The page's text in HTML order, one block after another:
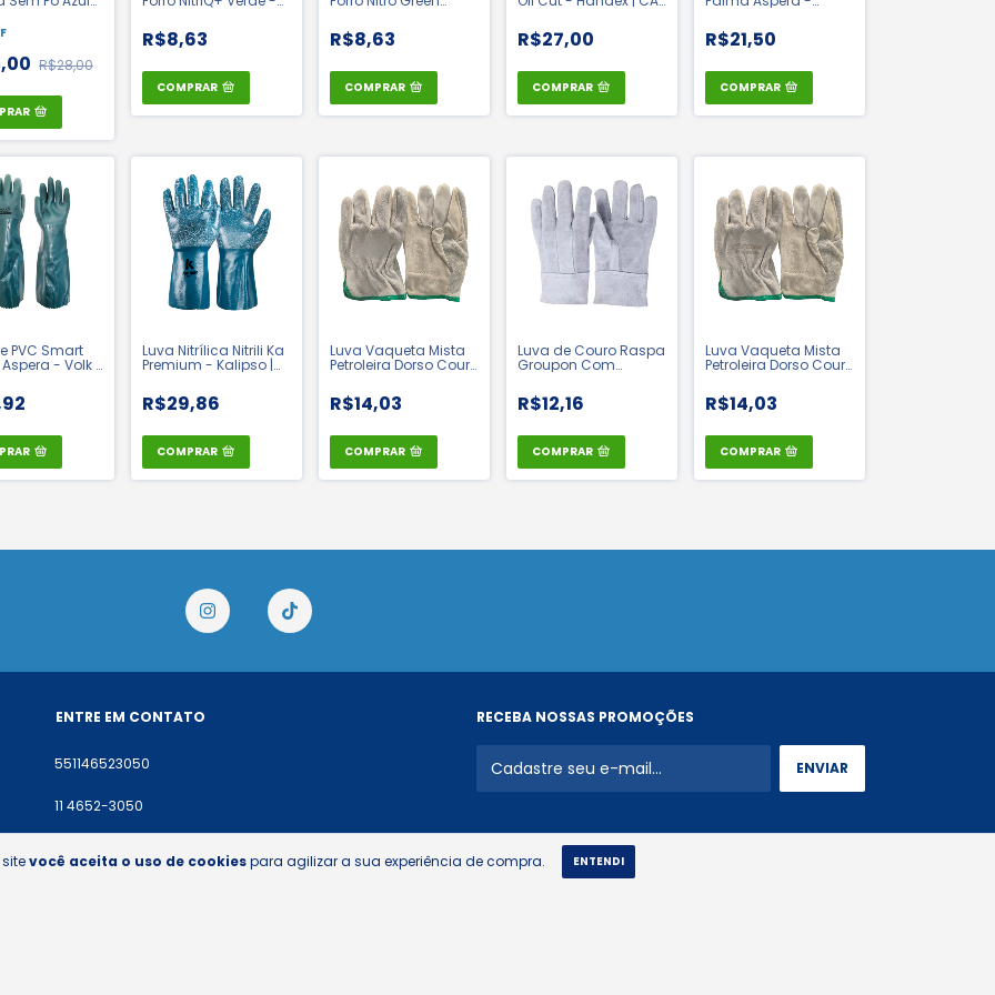
você aceita o uso de cookiespara agilizar a sua experiência de compra. ENTENDI
42656
R$28,00
R$8,63
COMPRAR
CA 33334
R$8,63
COMPRAR
R$27,00
COMPRAR
R$21,50
COMPRAR
PVC Smart
- Volk |
Luva Nitrílica Nitrili Ka
Premium - Kalipso |
R$29,86
COMPRAR
Luva Vaqueta Mista
Petroleira Dorso Couro
R$14,03
COMPRAR
Luva de Couro Raspa
Groupon Com
8048
R$12,16
COMPRAR
Luva Vaqueta Mista
Petroleira Dorso Couro
R$14,03
COMPRAR
ENTRE EM CONTATO
551146523050
11 4652-3050
RECEBA NOSSAS PROMOÇÕES